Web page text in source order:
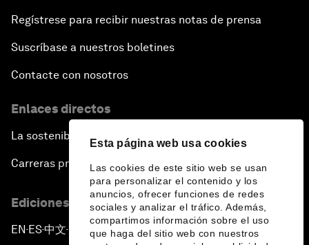
Esta página web usa cookies
Las cookies de este sitio web se usan
para personalizar el contenido y los
anuncios, ofrecer funciones de redes
sociales y analizar el tráfico. Además,
compartimos información sobre el uso
que haga del sitio web con nuestros
Regístrese para recibir nuestras notas de prensa
Suscríbase a nuestros boletines
Contacte con nosotros
Enlaces directos
La sostenibilidad en el Foro
Carreras profesionales
Ediciones en otros idiomas
EN ▪ ES▪中文▪ 日本語